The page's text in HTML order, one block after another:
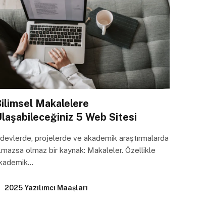
Makalelere
5 Web Sitesi
projelerde ve akademik araştırmalarda
olmaz bir kaynak: Makaleler. Özellikle
2025 Yazılımcı Maaşları